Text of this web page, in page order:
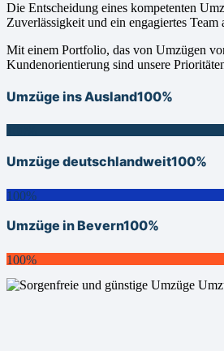
Die Entscheidung eines kompetenten
Zuverlässigkeit und ein engagiertes
Mit einem Portfolio, das von Umzügen
Kundenorientierung sind unsere
Umzüge ins Ausland100%
Umzüge deutschlandweit100%
100%
Umzüge in Bevern100%
100%